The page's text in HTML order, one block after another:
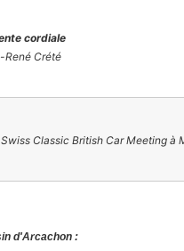
cordiale
René Crété
Swiss Classic British Car Meeting à
d'Arcachon :